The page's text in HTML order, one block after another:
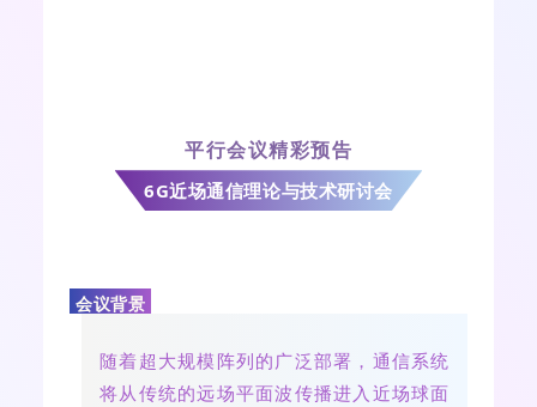
平行会议精彩预告
6G近场通信理论与技术研讨会
会议背景
随着超大规模阵列的广泛部署，通信系统
将从传统的远场平面波传播进入近场球面